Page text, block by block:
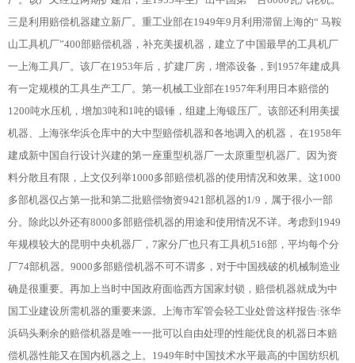
三是利用赔偿机器建立新厂。重工业部在1949年9月利用滞留上海的“ 马鞍
山工具机厂”400部赔偿机器，补充美援机器，建立了中国最早的工具机厂
一上海工具厂。该厂在1953年后，扩建厂房，增添设备，到1957年建成具
有一定规模的工具生产工厂。第一机械工业部在1957年利用日本赔偿的
1200吨水压机，增加3吨和1吨的锻锤，组建上海锻压厂。该部还利用美援
机器、上海张华浜仓库中的大中型赔偿机器和各地调入的机器， 在1958年
建成新中国自行设计兴建的第一座重型机器厂一太原重型机器厂。因为资
料分散且有限，上文仅列举1000多部赔偿机器的使用情况和效果。这1000
多部机器仅占第一批和第二批赔偿物资9421部机器的1/9，属于很小一部
分。除此以外还有8000多部赔偿机器的用途和使用情况不详。考虑到1949
年规模较大的昆明中央机器厂，7家分厂也只有工具机516部，平均每个分
厂74部机器。9000多部赔偿机器不可不谓多，对于中国残破的机械制造业
确是很重要。再加上当时中国政府面临西方国家封锁，赔偿机器就成为中
国工业建设所需机器的重要来源。上海市军管会轻工业处曾这样报告:张华
浜码头剩余的赔偿机器是唯一一批可以自由处理的性能优良的机器日本赔
偿机器性能又在国内机器之上。1949年时中国技术水平最高的中国纺织机